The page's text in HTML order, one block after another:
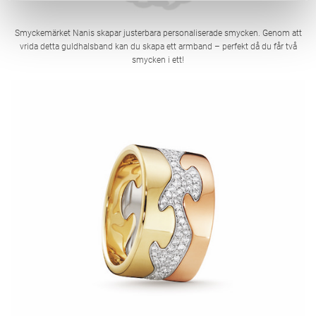
Smyckemärket Nanis skapar justerbara personaliserade smycken. Genom att
vrida detta guldhalsband kan du skapa ett armband – perfekt då du får två
smycken i ett!